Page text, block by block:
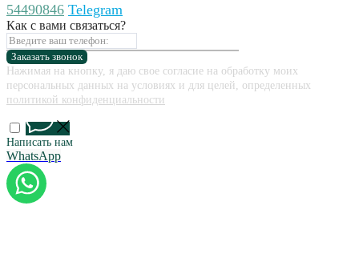
54490846 Telegram
Как с вами связаться?
Заказать звонок
Нажимая на кнопку, я даю свое согласие на обработку моих
персональных данных на условиях и для целей, определенных
политикой конфиденциальности
Написать нам
WhatsApp